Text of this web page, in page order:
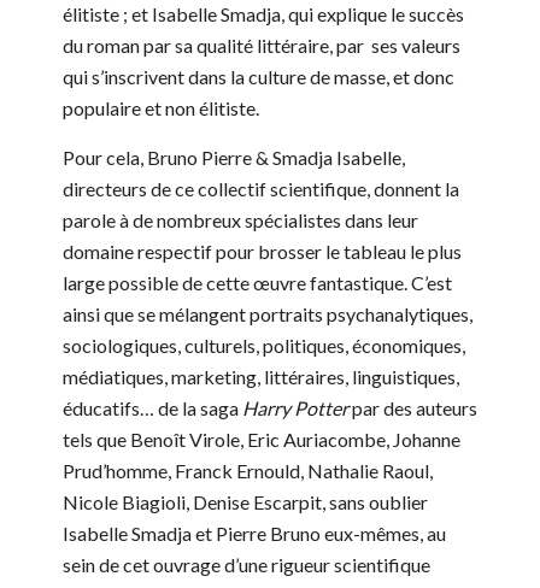
élitiste ; et Isabelle Smadja, qui explique le succès
du roman par sa qualité littéraire, par ses valeurs
qui s’inscrivent dans la culture de masse, et donc
populaire et non élitiste.
Pour cela, Bruno Pierre & Smadja Isabelle,
directeurs de ce collectif scientifique, donnent la
parole à de nombreux spécialistes dans leur
domaine respectif pour brosser le tableau le plus
large possible de cette œuvre fantastique. C’est
ainsi que se mélangent portraits psychanalytiques,
sociologiques, culturels, politiques, économiques,
médiatiques, marketing, littéraires, linguistiques,
éducatifs… de la saga Harry Potterpar des auteurs
tels que Benoît Virole, Eric Auriacombe, Johanne
Prud’homme, Franck Ernould, Nathalie Raoul,
Nicole Biagioli, Denise Escarpit, sans oublier
Isabelle Smadja et Pierre Bruno eux-mêmes, au
sein de cet ouvrage d’une rigueur scientifique